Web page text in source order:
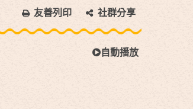
友善列印 社群分享
自動播放